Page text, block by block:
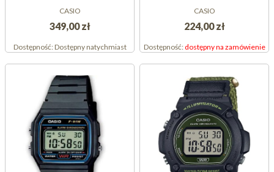
CASIO
349,00 zł
Dostępność:Dostępny natychmiast
CASIO
224,00 zł
Dostępność: dostępny na zamówienie